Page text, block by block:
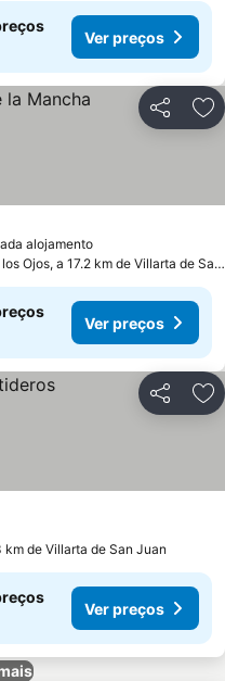
Ver preços
Partilhar
alojamento
Villarrubia de los Ojos, a 17.2 km de Villarta de San Juan
Ver preços
Partilhar
km de Villarta de San Juan
Ver preços